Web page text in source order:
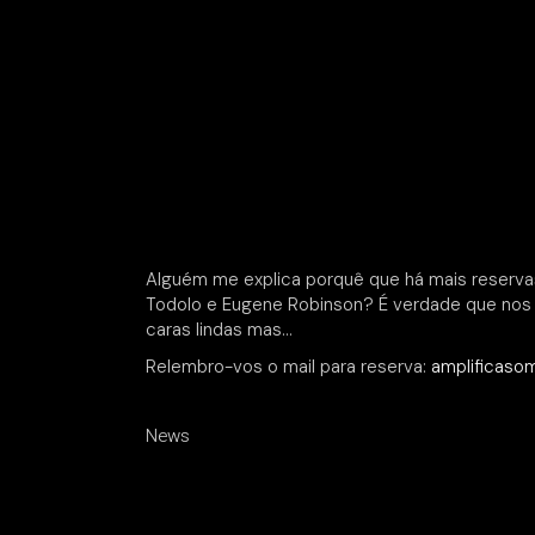
Alguém me explica porquê que há mais
Todolo e Eugene Robinson? É verdade que
caras lindas mas…
Relembro-vos o mail para reserva:
News